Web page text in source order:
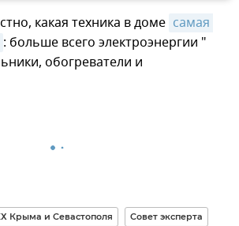
какая техника в доме самая
: больше всего электроэнергии "
обогреватели и
Крыма и Севастополя Совет эксперта